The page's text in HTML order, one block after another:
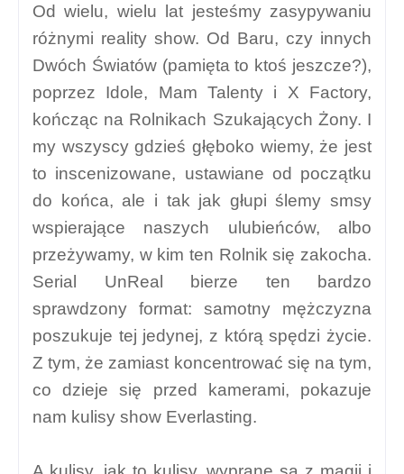
Od wielu, wielu lat jesteśmy zasypywaniu
różnymi reality show. Od Baru, czy innych
Dwóch Światów (pamięta to ktoś jeszcze?),
poprzez Idole, Mam Talenty i X Factory,
kończąc na Rolnikach Szukających Żony. I
my wszyscy gdzieś głęboko wiemy, że jest
to inscenizowane, ustawiane od początku
do końca, ale i tak jak głupi ślemy smsy
wspierające naszych ulubieńców, albo
przeżywamy, w kim ten Rolnik się zakocha.
Serial UnReal bierze ten bardzo
sprawdzony format: samotny mężczyzna
poszukuje tej jedynej, z którą spędzi życie.
Z tym, że zamiast koncentrować się na tym,
co dzieje się przed kamerami, pokazuje
nam kulisy show Everlasting.